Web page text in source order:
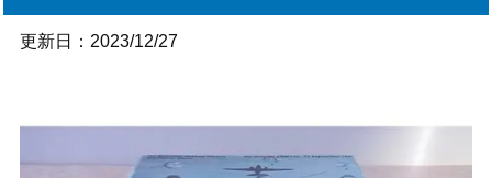
更新日：2023/12/27